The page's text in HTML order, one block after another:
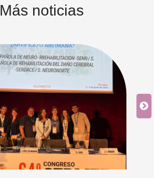
Más noticias